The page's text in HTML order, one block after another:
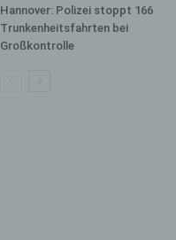
Hannover: Polizei stoppt 166
Trunkenheitsfahrten bei
Großkontrolle